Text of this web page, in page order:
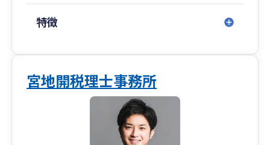
特徴
宮地開税理士事務所